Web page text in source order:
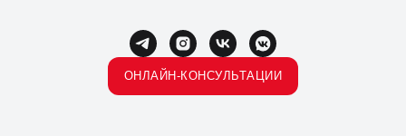
ОНЛАЙН-КОНСУЛЬТАЦИИ